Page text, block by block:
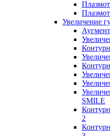
Увеличение
SMILE
2